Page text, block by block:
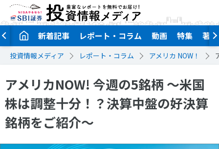
新着記事 レポート・コラム 動画 特集 著者
投資情報メディア レポート・コラム アメリカ NOW！
アメリカNOW! 今週の5銘柄 ～米国
株は調整十分！？決算中盤の好決算
銘柄をご紹介～